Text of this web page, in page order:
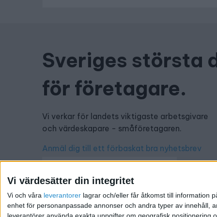
Vi värdesätter din integritet
Vi och våra leverantorer lagrar och/eller får åtkomst till information
enhet för personanpassade annonser och andra typer av innehåll,
Sveriges största
för företagare.
Vi verkar för landets viktigaste arbetsgivare
och värdeskapare - småföretagaren.
Anmäl dig till ett förbaskat bra nyhetsbrev
Har du ett nyhetstips?